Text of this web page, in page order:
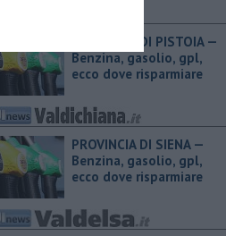
PROVINCIA DI PISTOIA — ​
Benzina, gasolio, gpl,
ecco dove risparmiare
PROVINCIA DI SIENA — ​
Benzina, gasolio, gpl,
ecco dove risparmiare